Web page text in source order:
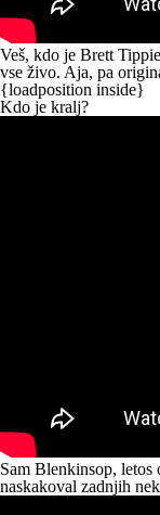
Veš, kdo je Brett Tippie
vse živo. Aja, pa
{loadposition inside}
Kdo je kralj?
Sam Blenkinsop, letos
naskakoval zadnjih